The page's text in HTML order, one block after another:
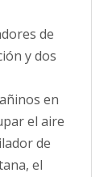
de
y dos
en
el aire
de
el